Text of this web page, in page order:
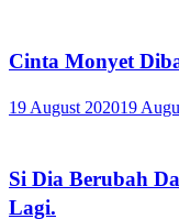
Cinta Monyet
19 August 202019
Si Dia Berubah
Lagi.